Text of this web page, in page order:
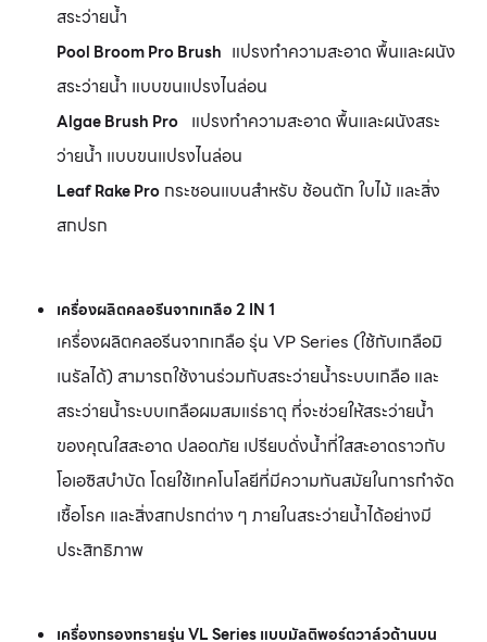
สระว่ายนํ้า
Pool Broom Pro Brush แปรงทําความสะอาด พื้นและผนัง
สระว่ายนํ้า แบบขนแปรงไนล่อน
Algae Brush Pro แปรงทําความสะอาด พื้นและผนังสระ
ว่ายนํ้า แบบขนแปรงไนล่อน
Leaf Rake Proกระชอนแบนสําหรับ ช้อนตัก ใบไม้ และสิ่ง
สกปรก
เครื่องผลิตคลอรีนจากเกลือ 2 IN 1
เครื่องผลิตคลอรีนจากเกลือ รุ่น VP Series (ใช้กับเกลือมิ
เนรัลได้) สามารถใช้งานร่วมกับสระว่ายน้ำระบบเกลือ และ
สระว่ายน้ำระบบเกลือผมสมแร่ธาตุ ที่จะช่วยให้สระว่ายน้ำ
ของคุณใสสะอาด ปลอดภัย เปรียบดั่งน้ำที่ใสสะอาดราวกับ
โอเอซิสบำบัด โดยใช้เทคโนโลยีที่มีความทันสมัยในการกำจัด
เชื้อโรค และสิ่งสกปรกต่าง ๆ ภายในสระว่ายน้ำได้อย่างมี
ประสิทธิภาพ
เครื่องกรองทรายรุ่น VL Series แบบมัลติพอร์ตวาล์วด้านบน